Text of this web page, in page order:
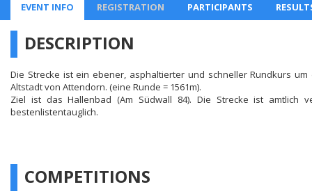
EVENT INFO REGISTRATION PARTICIPANTS
DESCRIPTION
Die Strecke ist ein ebener, asphaltierter und schneller Rundkurs um
Altstadt von Attendorn. (eine Runde = 1561m).
Ziel ist das Hallenbad (Am Südwall 84). Die Strecke ist amtlich
bestenlistentauglich.
COMPETITIONS